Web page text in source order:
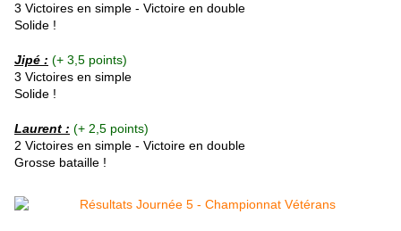
3 Victoires en simple - Victoire en double
Solide !
Jipé : (+ 3,5 points)
3 Victoires en simple
Solide !
Laurent : (+ 2,5 points)
2 Victoires en simple - Victoire en double
Grosse bataille !